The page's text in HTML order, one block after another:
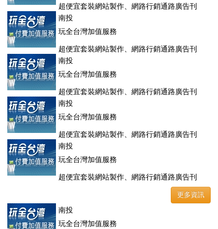
超便宜套裝網站製作、網路行銷通路廣告刊
登、訂房系統、客房委託旅行社銷售，全面優惠中....
南投
玩全台灣加值服務
超便宜套裝網站製作、網路行銷通路廣告刊
登、訂房系統、客房委託旅行社銷售，全面優惠中....
南投
玩全台灣加值服務
超便宜套裝網站製作、網路行銷通路廣告刊
登、訂房系統、客房委託旅行社銷售，全面優惠中....
南投
玩全台灣加值服務
超便宜套裝網站製作、網路行銷通路廣告刊
登、訂房系統、客房委託旅行社銷售，全面優惠中....
南投
玩全台灣加值服務
超便宜套裝網站製作、網路行銷通路廣告刊
登、訂房系統、客房委託旅行社銷售，全面優惠中....
更多資訊
南投
玩全台灣加值服務